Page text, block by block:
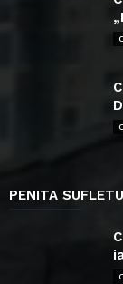
PENITA